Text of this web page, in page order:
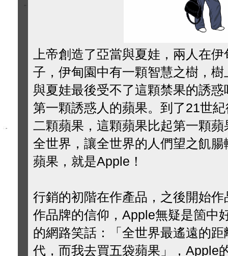
上帝創造了亞當與夏娃，兩人在
子，伊甸園中有一顆智慧之樹，
與夏娃最後受不了這顆禁果的誘
第一顆誘惑人的蘋果。到了21世
二顆蘋果，這顆蘋果比起第一顆
全世界，讓全世界的人們望之飢
蘋果，就是Apple！
行銷的初階在作產品，之後開始
作品牌的信仰，Apple無疑是箇中
的網路笑話：「全世界最遙遠的
代，而我去買五袋蘋果」，Apple